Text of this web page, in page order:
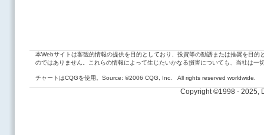
本Webサイトは客観的情報の提供を目的としており、投資等の勧誘または推奨を目
のではありません。これらの情報によって生じたいかなる損害についても、当社は一
チャートはCQGを使用。Source: ©2006 CQG, Inc. All rights reserved worldwide.
Copyright ©1998 - 2025,